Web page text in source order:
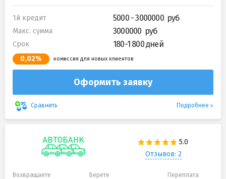
1й кредит 5000 - 3000000
Макс. сумма 3000000
Срок 180-1 800 дней
0,02% комиссия для новых клиентов
Оформить заявку
Сравнить Подробнее
Отзывов: 2
Возвращаете Берете Переплата